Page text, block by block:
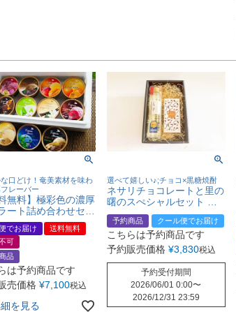
口どけ！奄美素材を味わ
レーバー
無料】極彩色の濃厚
ート詰め合わせセッ
種類）
でお届け
送料無料
可
品
は予約商品です
売価格 ¥7,100税込
を見る
選べて嬉しい♪;チョコ×黒糖焼酎
ネサリチョコレートと里の
曙のスぺシャルセット 里
の曙 ゴールド
予約商品 クール便でお届け
こちらは予約商品です
予約販売価格 ¥3,830税込
予約受付期間
2026/06/01 0:00〜
2026/12/31 23:59